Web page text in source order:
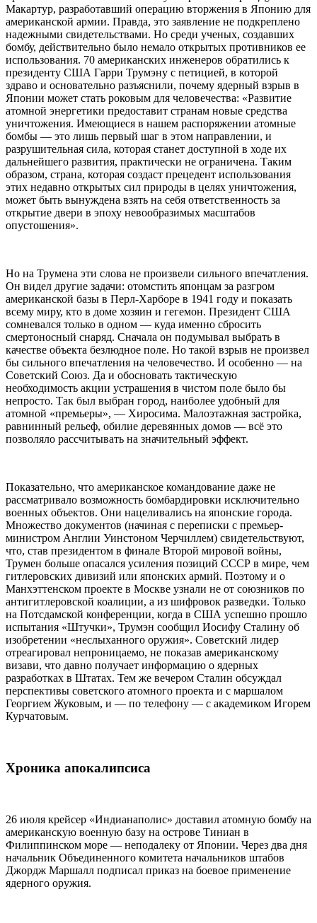
Макартур, разработавший операцию вторжения в Японию для
американской армии. Правда, это заявление не подкреплено
надежными свидетельствами. Но среди ученых, создавших
бомбу, действительно было немало открытых противников ее
использования. 70 американских инженеров обратились к
президенту США Гарри Трумэну с петицией, в которой
здраво и основательно разъяснили, почему ядерный взрыв в
Японии может стать роковым для человечества: «Развитие
атомной энергетики предоставит странам новые средства
уничтожения. Имеющиеся в нашем распоряжении атомные
бомбы — это лишь первый шаг в этом направлении, и
разрушительная сила, которая станет доступной в ходе их
дальнейшего развития, практически не ограничена. Таким
образом, страна, которая создаст прецедент использования
этих недавно открытых сил природы в целях уничтожения,
может быть вынуждена взять на себя ответственность за
открытие двери в эпоху невообразимых масштабов
опустошения».
Но на Трумена эти слова не произвели сильного впечатления.
Он видел другие задачи: отомстить японцам за разгром
американской базы в Перл-Харборе в 1941 году и показать
всему миру, кто в доме хозяин и гегемон. Президент США
сомневался только в одном — куда именно сбросить
смертоносный снаряд. Сначала он подумывал выбрать в
качестве объекта безлюдное поле. Но такой взрыв не произвел
бы сильного впечатления на человечество. И особенно — на
Советский Союз. Да и обосновать тактическую
необходимость акции устрашения в чистом поле было бы
непросто. Так был выбран город, наиболее удобный для
атомной «премьеры», — Хиросима. Малоэтажная застройка,
равнинный рельеф, обилие деревянных домов — всё это
позволяло рассчитывать на значительный эффект.
Показательно, что американское командование даже не
рассматривало возможность бомбардировки исключительно
военных объектов. Они нацеливались на японские города.
Множество документов (начиная с переписки с премьер-
министром Англии Уинстоном Черчиллем) свидетельствуют,
что, став президентом в финале Второй мировой войны,
Трумен больше опасался усиления позиций СССР в мире, чем
гитлеровских дивизий или японских армий. Поэтому и о
Манхэттенском проекте в Москве узнали не от союзников по
антигитлеровской коалиции, а из шифровок разведки. Только
на Потсдамской конференции, когда в США успешно прошло
испытания «Штучки», Трумэн сообщил Иосифу Сталину об
изобретении «неслыханного оружия». Советский лидер
отреагировал непроницаемо, не показав американскому
визави, что давно получает информацию о ядерных
разработках в Штатах. Тем же вечером Сталин обсуждал
перспективы советского атомного проекта и с маршалом
Георгием Жуковым, и — по телефону — с академиком Игорем
Курчатовым.
Хроника апокалипсиса
26 июля крейсер «Индианаполис» доставил атомную бомбу на
американскую военную базу на острове Тиниан в
Филиппинском море — неподалеку от Японии. Через два дня
начальник Объединенного комитета начальников штабов
Джордж Маршалл подписал приказ на боевое применение
ядерного оружия.